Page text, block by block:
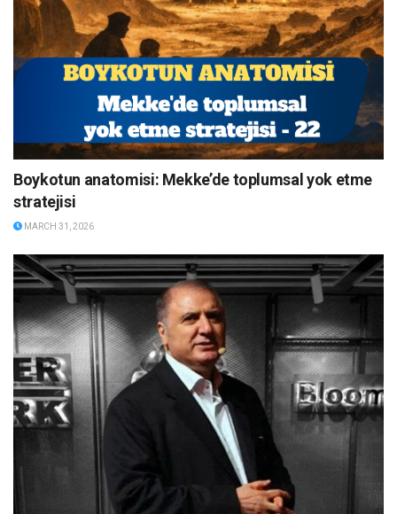
Boykotun anatomisi: Mekke’de toplumsal yok etme
stratejisi
MARCH 31, 2026